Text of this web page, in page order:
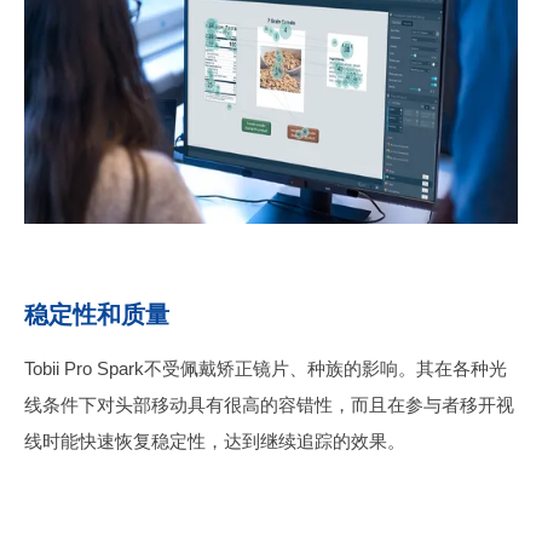
稳定性和质量
Tobii Pro Spark不受佩戴矫正镜片、种族的影响。其在各种光
线条件下对头部移动具有很高的容错性，而且在参与者移开视
线时能快速恢复稳定性，达到继续追踪的效果。